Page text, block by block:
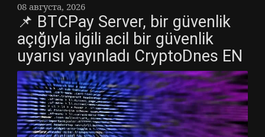
08 августа, 2026
📌 BTCPay Server, bir güvenlik
açığıyla ilgili acil bir güvenlik
uyarısı yayınladı CryptoDnes EN